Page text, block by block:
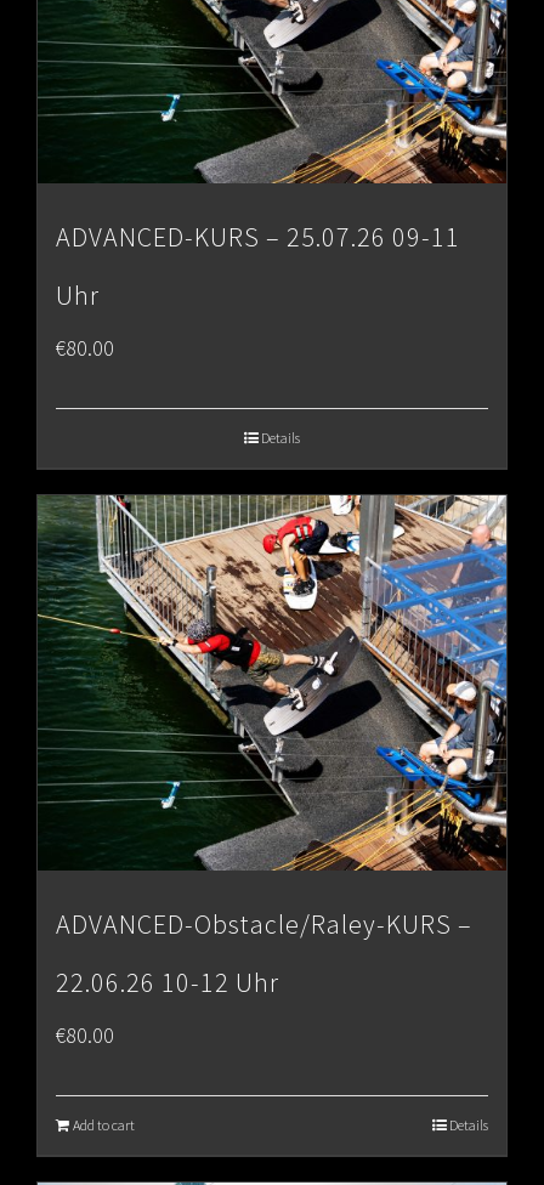
ADVANCED-KURS – 25.07.26 09-11
Uhr
€80.00
Details
ADVANCED-Obstacle/Raley-KURS –
22.06.26 10-12 Uhr
€80.00
Add to cart Details